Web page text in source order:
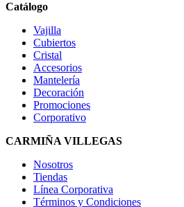
Catálogo
Vajilla
Cubiertos
Cristal
Accesorios
Mantelería
Decoración
Promociones
Corporativo
CARMIÑA VILLEGAS
Nosotros
Tiendas
Línea Corporativa
Términos y Condiciones